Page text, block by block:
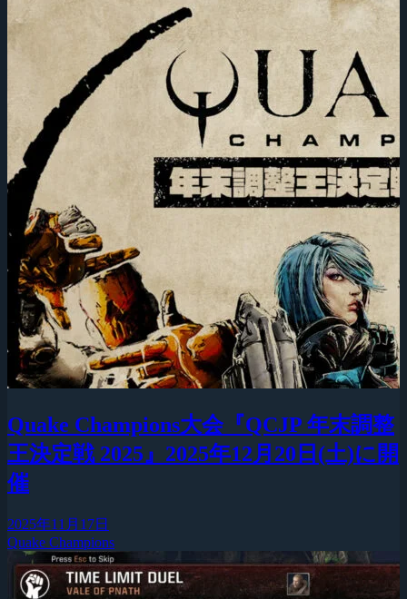
Quake Champions大会『QCJP 年末調整
王決定戦 2025』2025年12月20日(土)に開
催
2025年11月17日
Quake Champions